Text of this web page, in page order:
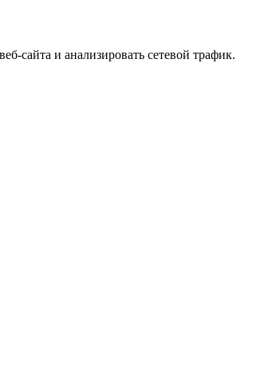
сайта и анализировать сетевой трафик.